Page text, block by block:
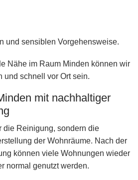
und sensiblen Vorgehensweise.
Nähe im Raum Minden können wir
und schnell vor Ort sein.
mit nachhaltiger
die Reinigung, sondern die
der Wohnräume. Nach der
können viele Wohnungen wieder
normal genutzt werden.